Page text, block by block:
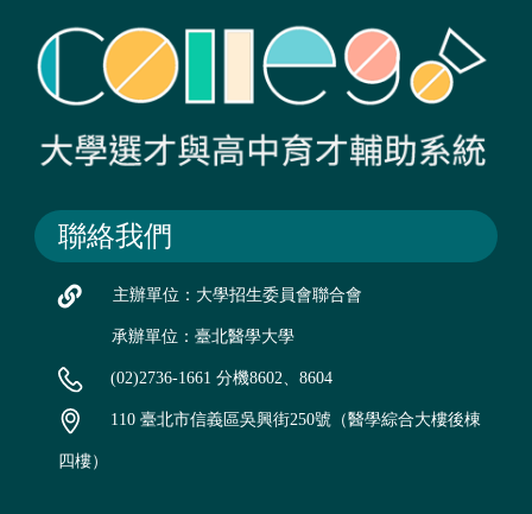
聯絡我們
主辦單位：大學招生委員會聯合會
承辦單位：臺北醫學大學
(02)2736-1661 分機8602、8604
110 臺北市信義區吳興街250號（醫學綜合大樓後棟
四樓）